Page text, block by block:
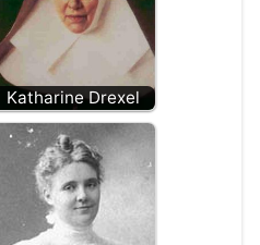
Katharine Drexel